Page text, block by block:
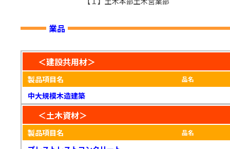
業品
＜建設共用材＞
製品項目名 品名
中大規模木造建築
＜土木資材＞
製品項目名 品名